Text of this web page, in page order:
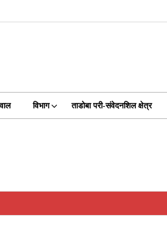
विभाग ताडोबा परी-संवेदनशिल क्षेत्र